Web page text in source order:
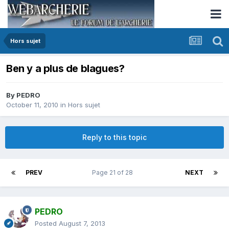
Hors sujet
Ben y a plus de blagues?
By PEDRO
October 11, 2010 in Hors sujet
Reply to this topic
PREV NEXT
Page 21 of 28
PEDRO
Posted August 7, 2013